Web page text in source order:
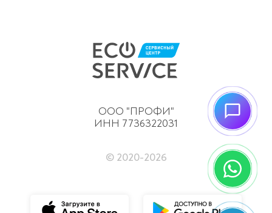
ООО "ПРОФИ"
ИНН 7736322031
© 2020-2026